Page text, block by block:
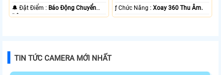
️🔔 Đặt Điểm : Báo Động Chuyển
Động.
️ƒ Chức Năng :Xoay 360 Thu Âm.
TIN TỨC CAMERA MỚI NHẤT